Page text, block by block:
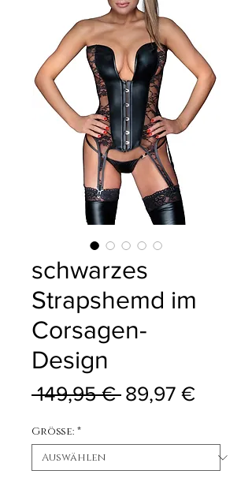
schwarzes
Strapshemd im
Corsagen-
Design
149,95 € Standardpreis
89,97 €Sale-
Größe: *